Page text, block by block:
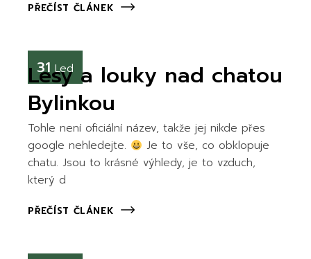
PŘEČÍST ČLÁNEK
31 Led
Lesy a louky nad chatou
Bylinkou
Tohle není oficiální název, takže jej nikde přes
google nehledejte.
Je to vše, co obklopuje
chatu. Jsou to krásné výhledy, je to vzduch,
který d
PŘEČÍST ČLÁNEK